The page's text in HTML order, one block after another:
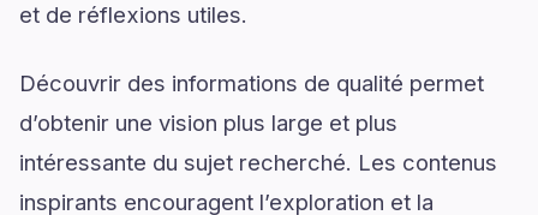
et de réflexions utiles.
Découvrir des informations de qualité permet
d’obtenir une vision plus large et plus
intéressante du sujet recherché. Les contenus
inspirants encouragent l’exploration et la